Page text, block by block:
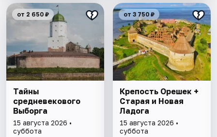
от 2 650 ₽
Тайны
средневекового
Выборга
15 августа 2026 •
суббота
от 3 750 ₽
Крепость Орешек +
Старая и Новая
Ладога
15 августа 2026 •
суббота